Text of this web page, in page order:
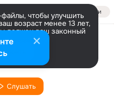
Войти
чтобы улучшить
возраст менее 13 лет,
должен ваш законный
информации
Слушать